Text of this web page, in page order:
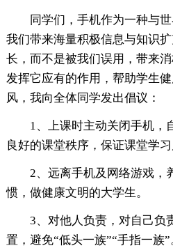
同学们，手机作为一种与
我们带来海量积极信息与知识
长，而不是被我们误用，带来
发挥它应有的作用，帮助学生
风，我向全体同学发出倡议：
1、上课时主动关闭手机，
良好的课堂秩序，保证课堂学习
2、远离手机及网络游戏，
惯，做健康文明的大学生。
3、对他人负责，对自己负
置，避免“低头一族”“手指一族”